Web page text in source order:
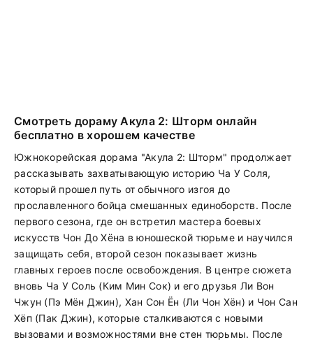
Смотреть дораму Акула 2: Шторм онлайн
бесплатно в хорошем качестве
Южнокорейская дорама "Акула 2: Шторм" продолжает
рассказывать захватывающую историю Ча У Соля,
который прошел путь от обычного изгоя до
прославленного бойца смешанных единоборств. После
первого сезона, где он встретил мастера боевых
искусств Чон До Хёна в юношеской тюрьме и научился
защищать себя, второй сезон показывает жизнь
главных героев после освобождения. В центре сюжета
вновь Ча У Соль (Ким Мин Сок) и его друзья Ли Вон
Чжун (Пэ Мён Джин), Хан Сон Ён (Ли Чон Хён) и Чон Сан
Хёп (Пак Джин), которые сталкиваются с новыми
вызовами и возможностями вне стен тюрьмы. После